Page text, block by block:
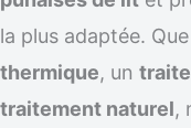
la plus adaptée.
thermique, un
traitement naturel,